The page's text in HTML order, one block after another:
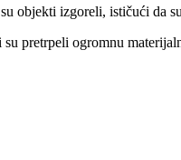
objekti izgoreli, ističući da
pretrpeli ogromnu